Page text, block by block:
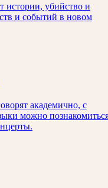
истории, убийство и
и событий в новом
академично, с
можно